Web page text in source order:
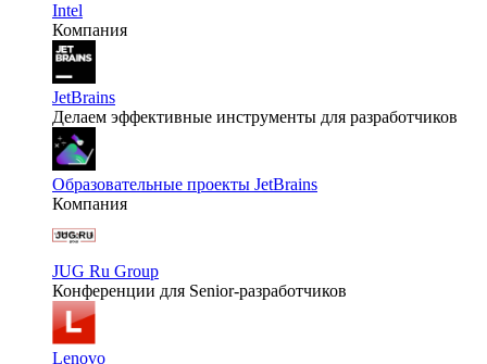
Intel
Компания
JetBrains
Делаем эффективные инструменты для разработчиков
Образовательные проекты JetBrains
Компания
JUG Ru Group
Конференции для Senior-разработчиков
Lenovo